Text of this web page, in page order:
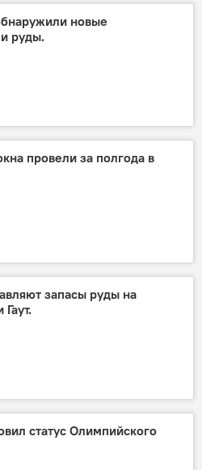
новые
руды.
провели за полгода в
запасы руды на
статус Олимпийского